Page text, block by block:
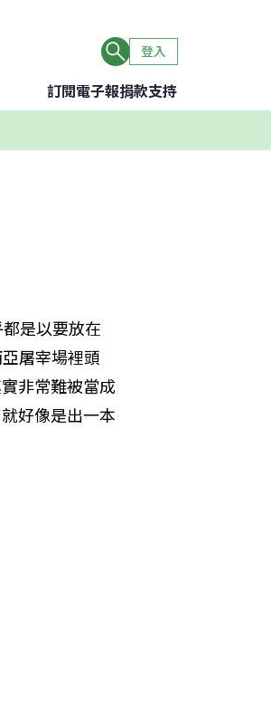
登入
訂閱電子報捐款支持
是以要放在
屠宰場裡頭
非常難被當成
好像是出一本